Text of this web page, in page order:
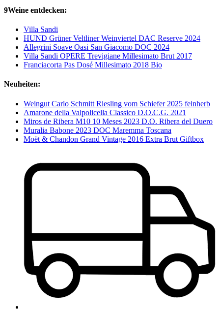
9Weine entdecken:
Villa Sandi
HUND Grüner Veltliner Weinviertel DAC Reserve 2024
Allegrini Soave Oasi San Giacomo DOC 2024
Villa Sandi OPERE Trevigiane Millesimato Brut 2017
Franciacorta Pas Dosé Millesimato 2018 Bio
Neuheiten:
Weingut Carlo Schmitt Riesling vom Schiefer 2025 feinherb
Amarone della Valpolicella Classico D.O.C.G. 2021
Miros de Ribera M10 10 Meses 2023 D.O. Ribera del Duero
Muralia Babone 2023 DOC Maremma Toscana
Moët & Chandon Grand Vintage 2016 Extra Brut Giftbox